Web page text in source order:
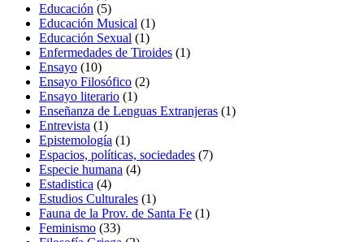
productos
Educación 55
productos
Educación Musical 11
Educación Sexual 11
producto
Enfermedades de Tiroides 11
Ensayo 1010
productos
Ensayo Filosófico 22
Ensayo literario 11
producto
Enseñanza de Lenguas Extranjeras 11
Entrevista 11
producto
Epistemología 11
producto
Espacios, políticas, sociedades 77
Especie humana 44
Estadistica 44
productos
Estudios Culturales 11
producto
Fauna de la Prov. de Santa Fe 11
Feminismo 3333